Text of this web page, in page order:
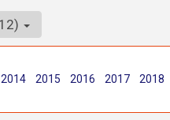
2014 2015 2016 2017 2018